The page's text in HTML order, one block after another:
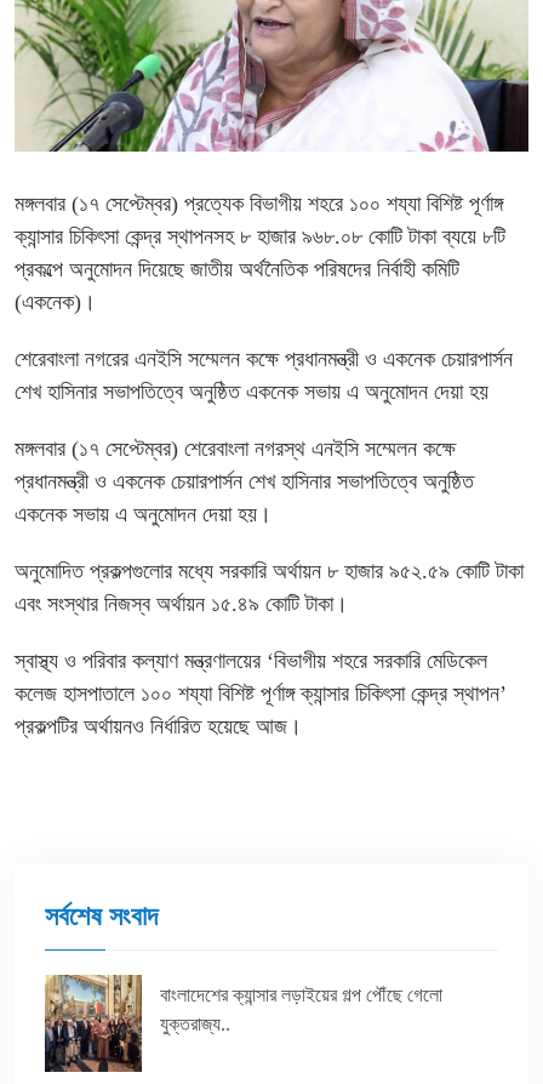
মঙ্গলবার (১৭ সেপ্টেম্বর) প্রত্যেক বিভাগীয় শহরে ১০০ শয্যা বিশিষ্ট পূর্ণাঙ্গ
ক্যান্সার চিকিৎসা কেন্দ্র স্থাপনসহ ৮ হাজার ৯৬৮.০৮ কোটি টাকা ব্যয়ে ৮টি
প্রকল্পে অনুমোদন দিয়েছে জাতীয় অর্থনৈতিক পরিষদের নির্বাহী কমিটি
(একনেক)।
শেরেবাংলা নগরের এনইসি সম্মেলন কক্ষে প্রধানমন্ত্রী ও একনেক চেয়ারপার্সন
শেখ হাসিনার সভাপতিত্বে অনুষ্ঠিত একনেক সভায় এ অনুমোদন দেয়া হয়
মঙ্গলবার (১৭ সেপ্টেম্বর) শেরেবাংলা নগরস্থ এনইসি সম্মেলন কক্ষে
প্রধানমন্ত্রী ও একনেক চেয়ারপার্সন শেখ হাসিনার সভাপতিত্বে অনুষ্ঠিত
একনেক সভায় এ অনুমোদন দেয়া হয়।
অনুমোদিত প্রকল্পগুলোর মধ্যে সরকারি অর্থায়ন ৮ হাজার ৯৫২.৫৯ কোটি টাকা
এবং সংস্থার নিজস্ব অর্থায়ন ১৫.৪৯ কোটি টাকা।
স্বাস্থ্য ও পরিবার কল্যাণ মন্ত্রণালয়ের ‘বিভাগীয় শহরে সরকারি মেডিকেল
কলেজ হাসপাতালে ১০০ শয্যা বিশিষ্ট পূর্ণাঙ্গ ক্যান্সার চিকিৎসা কেন্দ্র স্থাপন’
প্রকল্পটির অর্থায়নও নির্ধারিত হয়েছে আজ।
সর্বশেষ সংবাদ
বাংলাদেশের ক্যান্সার লড়াইয়ের গল্প পৌঁছে গেলো
যুক্তরাজ্য..